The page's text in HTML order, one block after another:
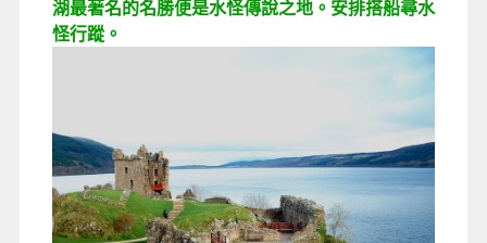
湖最著名的名勝便是水怪傳說之地。安排搭船尋水
怪行蹤。